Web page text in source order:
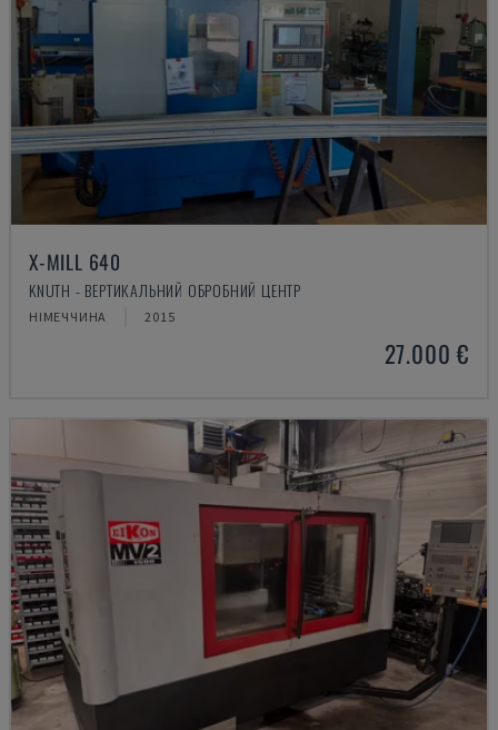
X-MILL 640
KNUTH - ВЕРТИКАЛЬНИЙ ОБРОБНИЙ ЦЕНТР
НІМЕЧЧИНА 2015
27.000 €